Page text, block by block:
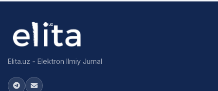
Elita.uz - Elektron Ilmiy Jurnal